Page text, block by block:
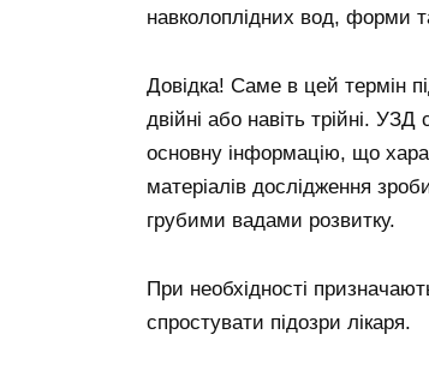
навколоплідних вод, форми
Довідка! Саме в цей термін
двійні або навіть трійні.
основну інформацію, що
матеріалів дослідження
грубими вадами розвитку.
При необхідності
спростувати підозри лікаря.